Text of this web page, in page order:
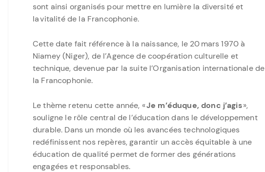
sont ainsi organisés pour mettre en lumière la diversité et
la vitalité de la Francophonie.
Cette date fait référence à la naissance, le 20 mars 1970 à
Niamey (Niger), de l’Agence de coopération culturelle et
technique, devenue par la suite l’Organisation internationale de
la Francophonie.
Le thème retenu cette année, «Je m’éduque, donc j’agis»,
souligne le rôle central de l’éducation dans le développement
durable. Dans un monde où les avancées technologiques
redéfinissent nos repères, garantir un accès équitable à une
éducation de qualité permet de former des générations
engagées et responsables.